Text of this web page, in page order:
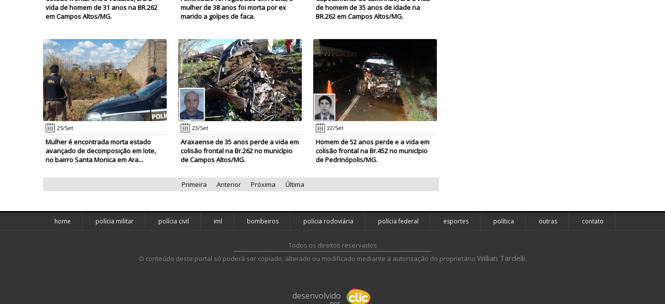
vida de homem de 31 anos na BR.262
em Campos Altos/MG.
mulher de 38 anos foi morta por ex
marido a golpes de faca.
de homem de 35 anos de idade na
BR.262 em Campos Altos/MG.
25/Set
Mulher é encontrada morta estado
avançado de decomposição em lote,
no bairro Santa Monica em Ara...
23/Set
Araxaense de 35 anos perde a vida em
colisão frontal na Br.262 no município
de Campos Altos/MG.
22/Set
Homem de 52 anos perde e a vida em
colisão frontal na Br.452 no município
de Pedrinópolis/MG.
Primeira Anterior Próxima Última
home polícia militar polícia civil iml bombeiros polícia rodoviária polícia federal esportes política outras contato
Todos os direitos reservados
O conteúdo deste portal só poderá ser copiado, alterado ou modificado mediante a autorização do proprietário Willian Tardelli.
desenvolvido